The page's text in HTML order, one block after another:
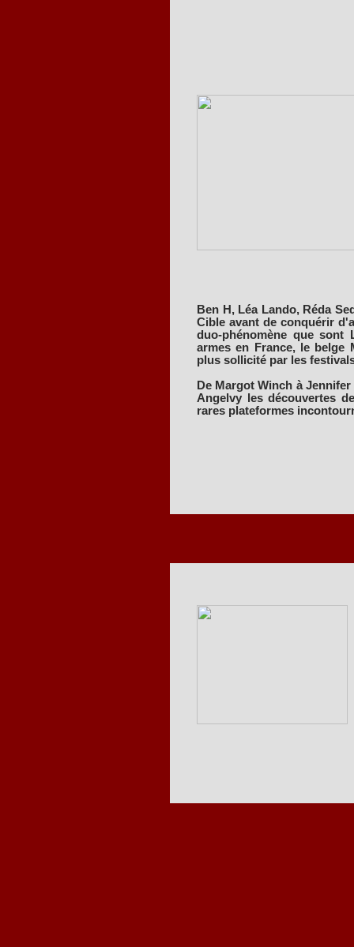
Ben H, Léa Lando, Réda
Cible avant de conquérir
duo-phénomène que
armes en France, le belge
plus sollicité par les
De Margot Winch à
Angelvy les découvertes
rares plateformes